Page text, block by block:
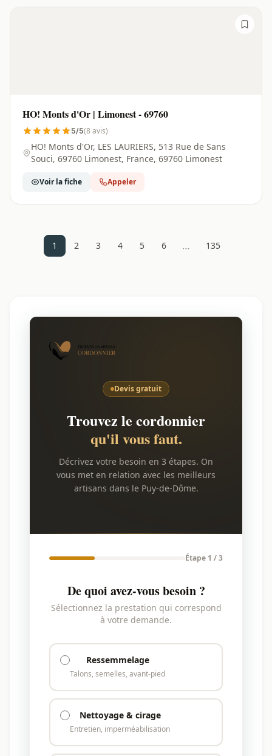
HO! Monts d'Or | Limonest - 69760
5/5(8 avis)
HO! Monts d'Or, LES LAURIERS, 513 Rue de Sans
Souci, 69760 Limonest, France, 69760 Limonest
Voir la fiche Appeler
1 2 3 4 5 6 … 135
Devis gratuit
Trouvez le cordonnier
qu'il vous faut.
Décrivez votre besoin en 3 étapes. On
vous met en relation avec les meilleurs
artisans dans le Puy-de-Dôme.
Étape 1 / 3
De quoi avez-vous besoin ?
Sélectionnez la prestation qui correspond
à votre demande.
Ressemmelage
Talons, semelles, avant-pied
Nettoyage & cirage
Entretien, imperméabilisation